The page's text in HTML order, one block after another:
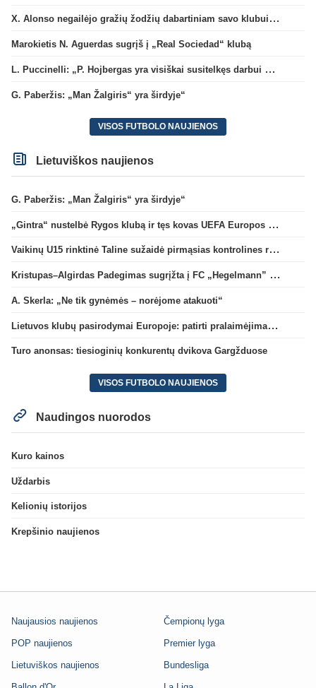
X. Alonso negailėjo gražių žodžių dabartiniam savo klubui „Chelsea“
Marokietis N. Aguerdas sugrįš į „Real Sociedad“ klubą
L. Puccinelli: „P. Hojbergas yra visiškai susitelkęs darbui Marselyje“
G. Paberžis: „Man Žalgiris“ yra širdyje“
VISOS FUTBOLO NAUJIENOS
Lietuviškos naujienos
G. Paberžis: „Man Žalgiris“ yra širdyje“
„Gintra“ nustelbė Rygos klubą ir tęs kovas UEFA Europos taurės atrankoje
Vaikinų U15 rinktinė Taline sužaidė pirmąsias kontrolines rungtynes
Kristupas–Algirdas Padegimas sugrįžta į FC „Hegelmann” B sudėtį
A. Skerla: „Ne tik gynėmės – norėjome atakuoti“
Lietuvos klubų pasirodymai Europoje: patirti pralaimėjimai Kroatijos atstovams
Turo anonsas: tiesioginių konkurentų dvikova Gargžduose
VISOS FUTBOLO NAUJIENOS
Naudingos nuorodos
Kuro kainos
Uždarbis
Kelionių istorijos
Krepšinio naujienos
Naujausios naujienos
POP naujienos
Lietuviškos naujienos
Čempionų lyga
Premier lyga
Bundesliga